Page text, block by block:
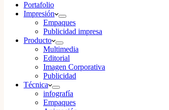
Portafolio
Impresión
Empaques
Publicidad impresa
Producto
Multimedia
Editorial
Imagen Corporativa
Publicidad
Técnica
infografía
Empaques